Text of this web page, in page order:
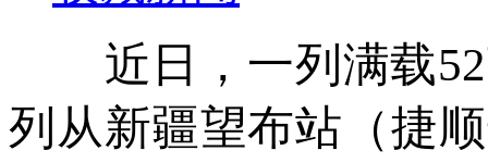
近日，一列满载52
列从新疆望布站（捷